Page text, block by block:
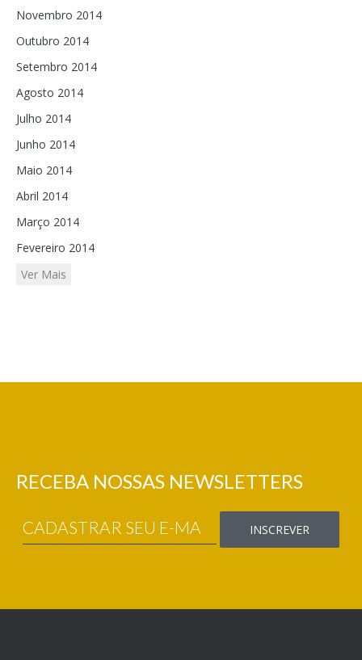
Novembro 2014
Outubro 2014
Setembro 2014
Agosto 2014
Julho 2014
Junho 2014
Maio 2014
Abril 2014
Março 2014
Fevereiro 2014
Ver Mais
RECEBA NOSSAS NEWSLETTERS